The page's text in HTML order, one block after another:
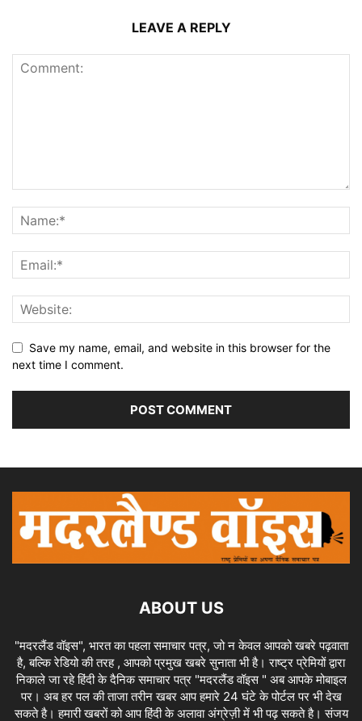
LEAVE A REPLY
Save my name, email, and website in this browser for the
next time I comment.
ABOUT US
"मदरलैंड वॉइस", भारत का पहला समाचार पत्र, जो न केवल आपको खबरे पढ़वाता
है, बल्कि रेडियो की तरह , आपको प्रमुख खबरे सुनाता भी है। राष्ट्र प्रेमियों द्वारा
निकाले जा रहे हिंदी के दैनिक समाचार पत्र "मदरलैंड वॉइस " अब आपके मोबाइल
पर। अब हर पल की ताजा तरीन खबर आप हमारे 24 घंटे के पोर्टल पर भी देख
सकते है। हमारी खबरों को आप हिंदी के अलावा अंग्रेज़ी में भी पढ़ सकते है। संजय